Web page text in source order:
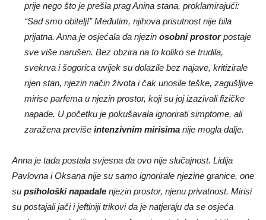
“Sad smo obitelj!” Međutim, njihova prisutnost nije bila
prijatna. Anna je osjećala da njezinosobni prostorpostaje
sve više narušen. Bez obzira na to koliko se trudila,
svekrva i šogorica uvijek su dolazile bez najave, kritizirale
njen stan, njezin način života i čak unosile teške, zagušljive
mirise parfema u njezin prostor, koji su joj izazivali fizičke
napade. U početku je pokušavala ignorirati simptome, ali
zaražena previšeintenzivnim mirisimanije mogla dalje.
Pavlovna i Oksana nije su samo ignorirale njezine granice, one
supsihološki napadalenjezin prostor, njenu privatnost. Mirisi
su postajali jači i jeftiniji trikovi da je natjeraju da se osjeća
nesigurnou vlastitom domu. Anna je osjećala da gubi tlo pod